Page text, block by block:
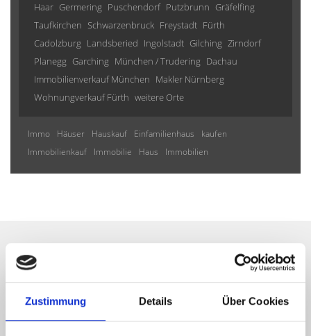
Zustimmung Details Über Cookies
Haar Germering Puschendorf Putzbrunn Gräfelfing
Taufkirchen Schwarzenbruck Freystadt Fürth
Cadolzburg Landsberied Ingolstadt Gilching Zirndorf
Planegg Garching München / Trudering Dachau
Immobilienverkauf München Makler Nürnberg
Wohnungverkauf Fürth weitere Orte
Immo Häuser Hauskauf Einfamilienhaus
kaufen
Immobilienkauf
Immobilie Haus Immobilien
Wir informieren Sie
automatisch über passende